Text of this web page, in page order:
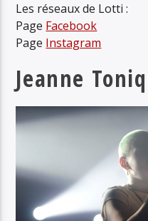
Les réseaux de Lotti :
Page Facebook
Page Instagram
Jeanne